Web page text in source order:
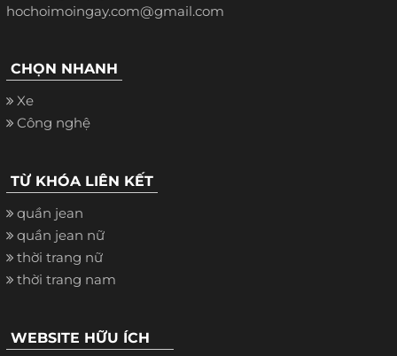
hochoimoingay.com@gmail.com
CHỌN NHANH
Xe
Công nghệ
TỪ KHÓA LIÊN KẾT
quần jean
quần jean nữ
thời trang nữ
thời trang nam
WEBSITE HỮU ÍCH